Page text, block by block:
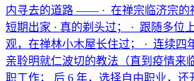
内寻去的道路 —— · 在禅宗临济宗的
短期出家 · 真的剃头过； · 跟随多位
观，在禅林小木屋长住过； · 连续四
亲聆明就仁波切的教法（直到疫情
职工作； 后 6 年，选择自由职业，还